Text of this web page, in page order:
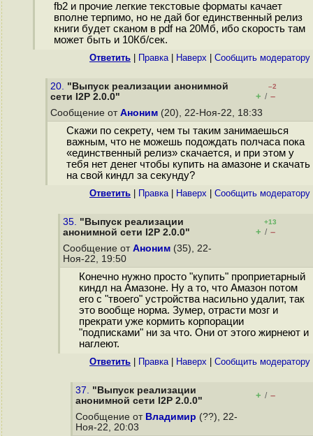
fb2 и прочие легкие текстовые форматы качает
вполне терпимо, но не дай бог единственный релиз
книги будет сканом в pdf на 20Мб, ибо скорость там
может быть и 10Кб/сек.
Ответить Правка| Наверх Cообщить модератору
20. "Выпуск реализации анонимной
сети I2P 2.0.0"
–2
+ / –
Сообщение от Аноним (20), 22-Ноя-22, 18:33
Скажи по секрету, чем ты таким занимаешься
важным, что не можешь подождать полчаса пока
«единственный релиз» скачается, и при этом у
тебя нет денег чтобы купить на амазоне и скачать
на свой киндл за секунду?
Ответить Правка| Наверх Cообщить модератору
35. "Выпуск реализации
анонимной сети I2P 2.0.0"
+13
+ / –
Сообщение от Аноним (35), 22-
Ноя-22, 19:50
Конечно нужно просто "купить" проприетарный
киндл на Амазоне. Ну а то, что Амазон потом
его с "твоего" устройства насильно удалит, так
это вообще норма. Зумер, отрасти мозг и
прекрати уже кормить корпорации
"подписками" ни за что. Они от этого жирнеют и
наглеют.
Ответить Правка| Наверх Cообщить модератору
37. "Выпуск реализации
анонимной сети I2P 2.0.0"
+ / –
Сообщение от Владимир (??), 22-
Ноя-22, 20:03